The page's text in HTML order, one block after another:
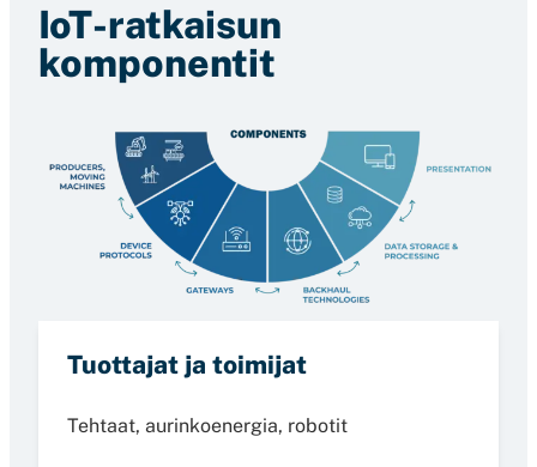
IoT-ratkaisun
komponentit
Tuottajat ja toimijat
Tehtaat, aurinkoenergia, robotit